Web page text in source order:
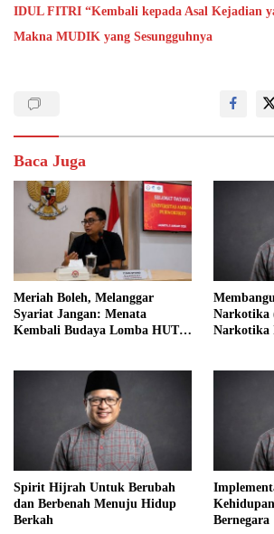
IDUL FITRI “Kembali kepada Asal Kejadian
Makna MUDIK yang Sesungguhnya
Baca Juga
Meriah Boleh, Melanggar
Syariat Jangan: Menata
Kembali Budaya Lomba HUT
Narkotika
Narkotika
Spirit Hijrah Untuk Berubah
dan Berbenah Menuju Hidup
Berkah
Bernegara